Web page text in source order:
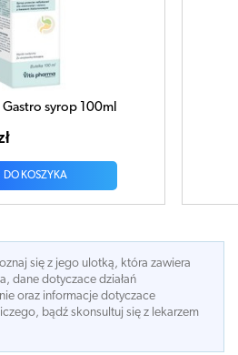
Anaketon 30ml
DO KOSZYKA
się z jego ulotką, która zawiera
dane dotyczace działań
oraz informacje dotyczace
bądź skonsultuj się z lekarzem